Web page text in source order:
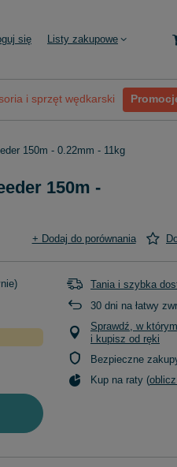
się Listy zakupowe
i sprzęt wędkarski
150m - 0.22mm - 11kg
150m -
+ Dodaj do porównania
Tania i szybka
30 dni na łatwy
Sprawdź, w
i kupisz od ręki
Bezpieczne
Kup na raty (